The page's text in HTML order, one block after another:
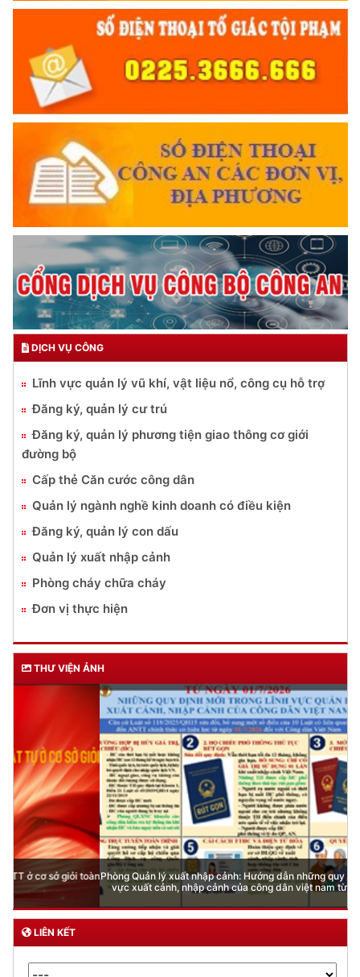
DỊCH VỤ CÔNG
Lĩnh vực quản lý vũ khí, vật liệu nổ, công cụ hỗ trợ
Đăng ký, quản lý cư trú
Đăng ký, quản lý phương tiện giao thông cơ giới
đường bộ
Cấp thẻ Căn cước công dân
Quản lý ngành nghề kinh doanh có điều kiện
Đăng ký, quản lý con dấu
Quản lý xuất nhập cảnh
Phòng cháy chữa cháy
Đơn vị thực hiện
THƯ VIỆN ẢNH
Phòng Quản lý xuất nhập cảnh: Hướng dẫn những quy định mới trong lĩnh
vực xuất cảnh, nhập cảnh của công dân việt nam từ ngày 01/7/2026
LIÊN KẾT